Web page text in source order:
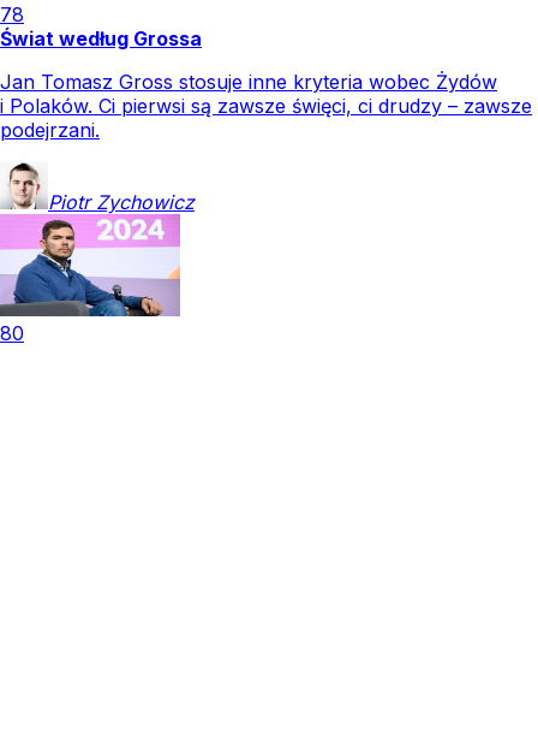
78
Świat według Grossa
Jan Tomasz Gross stosuje inne kryteria wobec Żydów
i Polaków. Ci pierwsi są zawsze święci, ci drudzy – zawsze
podejrzani.
Piotr Zychowicz
80